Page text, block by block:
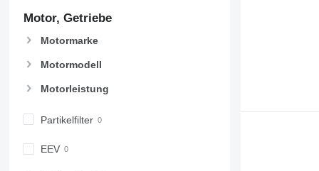
908
910
924
928
930
Motor, Getriebe
Motormarke
Motormodell
Motorleistung
Partikelfilter
EEV